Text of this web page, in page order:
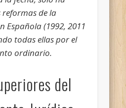
de la
Española (1992, 2011
todas ellas por el
ordinario.
del